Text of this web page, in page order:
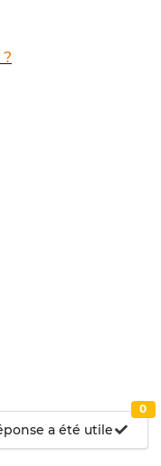
a été utile
0